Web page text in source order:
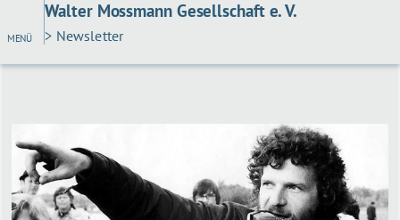
MENÜ
Walter Mossmann Gesellschaft e. V.
> Newsletter